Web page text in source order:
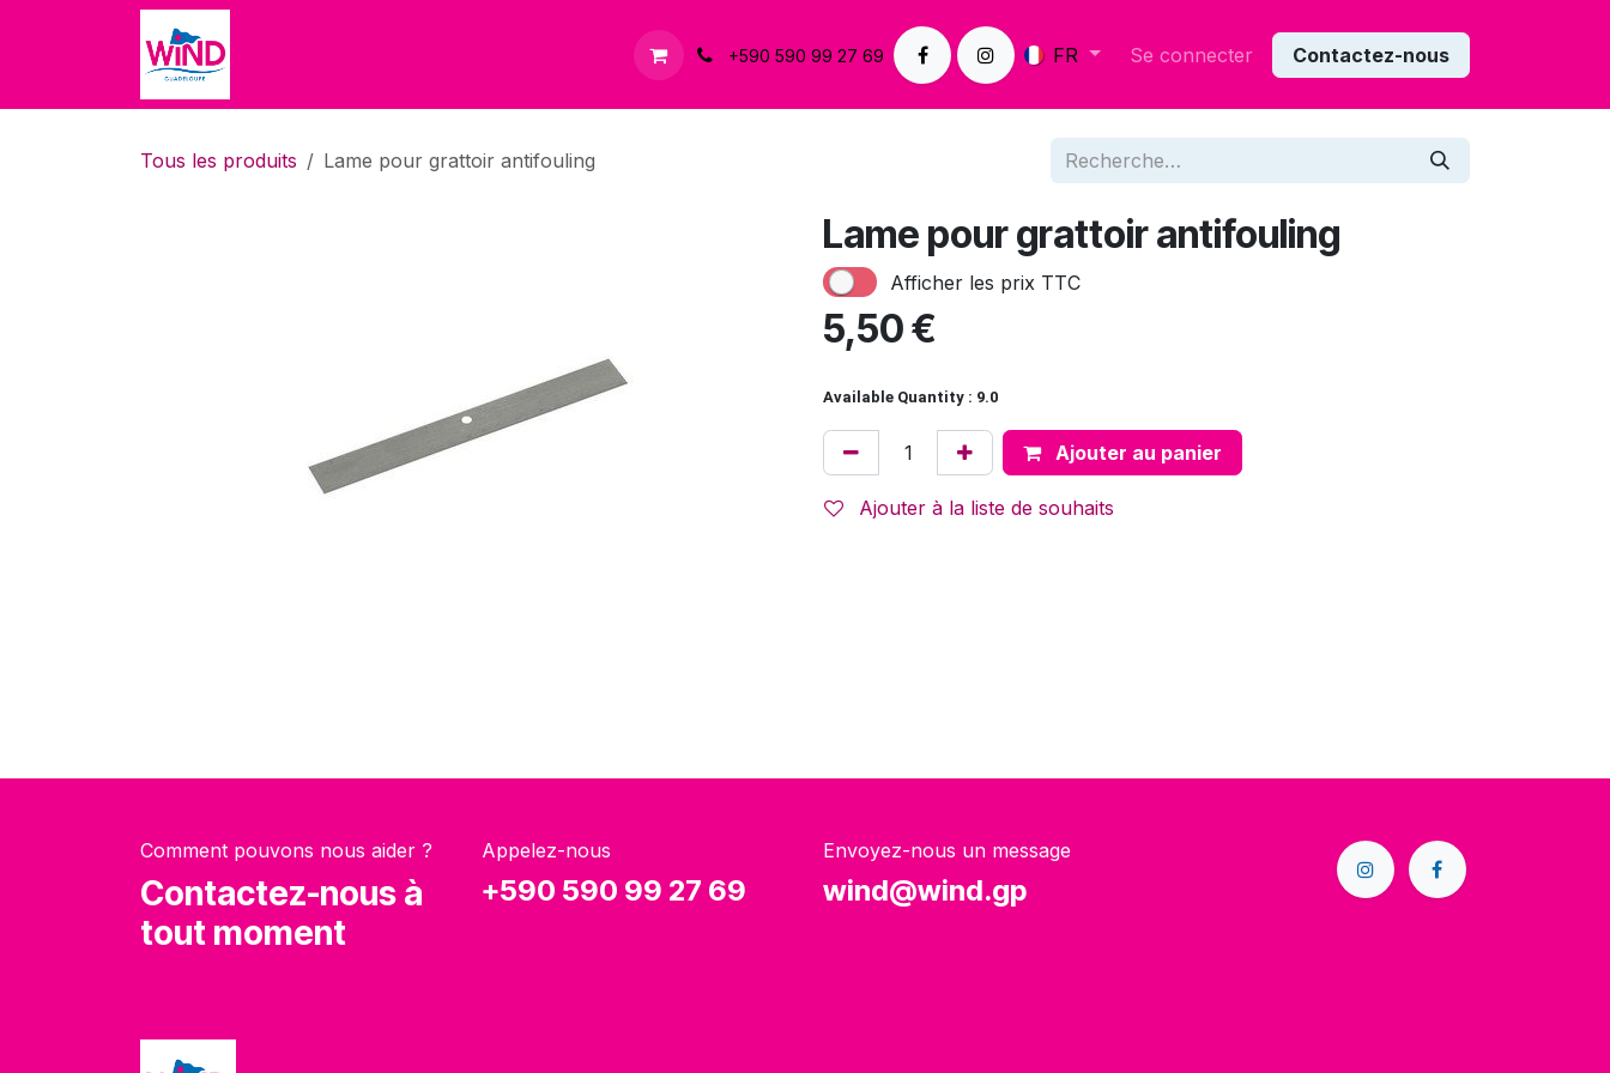
Se rendre au contenu
Contactez-nous+590 590 99 27 69 FR Se connecter Contactez-nous
Tous les produits Lame pour grattoir antifouling
Lame pour grattoir antifouling
Afficher les prix TTC
5,50€
Available Quantity : 9.0
Ajouter au panier
Ajouter à la liste de souhaits
Comment pouvons nous aider ?
Contactez-nous à
tout moment
Appelez-nous
+590 590 99 27 69
Envoyez-nous un message
wind@wind.gp